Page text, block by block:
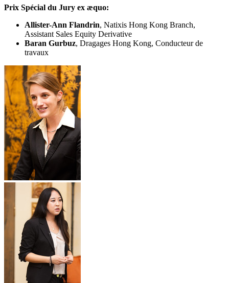
Prix Spécial du Jury ex æquo:
Allister-Ann Flandrin, Natixis Hong Kong Branch,
Assistant Sales Equity Derivative
Baran Gurbuz, Dragages Hong Kong, Conducteur de
travaux